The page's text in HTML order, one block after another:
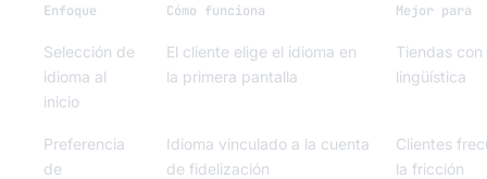
Enfoque Cómo funciona Mejor para
Selección de
idioma al
inicio
El cliente elige el idioma en
la primera pantalla
Tiendas
lingüística
Preferencia
de
Idioma vinculado a la cuenta
de fidelización
Clientes
la fricción